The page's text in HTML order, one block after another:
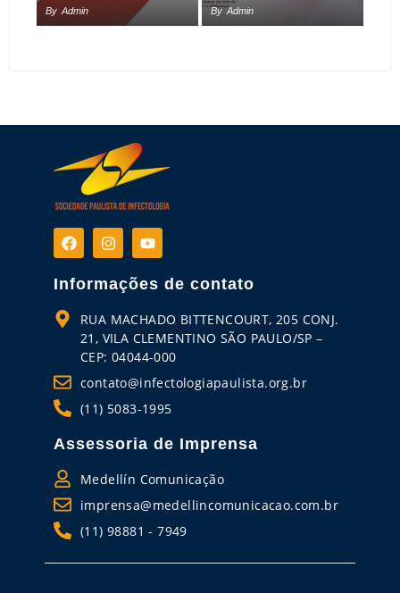
By Admin By Admin
Informações de contato
RUA MACHADO BITTENCOURT, 205 CONJ.
21, VILA CLEMENTINO SÃO PAULO/SP –
CEP: 04044-000
contato@infectologiapaulista.org.br
(11) 5083-1995
Assessoria de Imprensa
Medellín Comunicação
imprensa@medellincomunicacao.com.br
(11) 98881 - 7949